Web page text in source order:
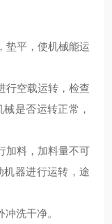
垫平，使机械能运
行空载运转，检查
是否运转正常，
加料，加料量不可
机器进行运转，途
洗干净。